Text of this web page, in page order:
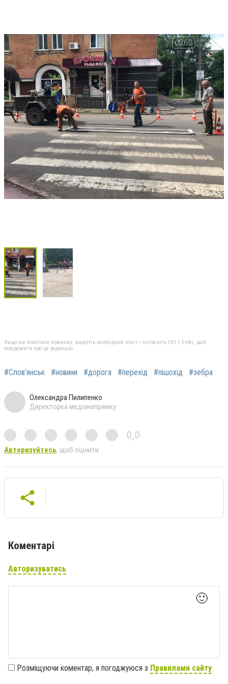
Якщо ви помітили помилку, виділіть необхідний текст і натисніть Ctrl + Enter, щоб
повідомити про це редакцію
#Слов’янськ #новини #дорога #перехід #пішохід #зебра
Олександра Пилипенко
Директорка медіанапрямку
0,0
Авторизуйтесь, щоб оцінити
Коментарі
Авторизуватись
🙂
Розміщуючи коментар, я погоджуюся з Правилами сайту